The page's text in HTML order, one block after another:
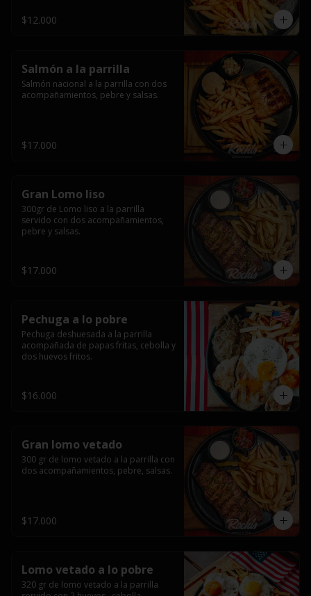
$12.000
Salmón a la parrilla
Salmón nacional a la parrilla con dos
acompañamientos, pebre y salsas.
$17.000
Gran Lomo liso
300gr de Lomo liso a la parrilla
servido con dos acompañamientos,
pebre y salsas.
$17.000
Pechuga a lo pobre
Pechuga deshuesada a la parrilla
acompañada de papas fritas, cebolla y
dos huevos fritos.
$16.000
Gran lomo vetado
300 gr de lomo vetado a la parrilla con
dos acompañamientos, pebre, salsas.
$17.000
Lomo vetado a lo pobre
320 gr de lomo vetado a la parrilla